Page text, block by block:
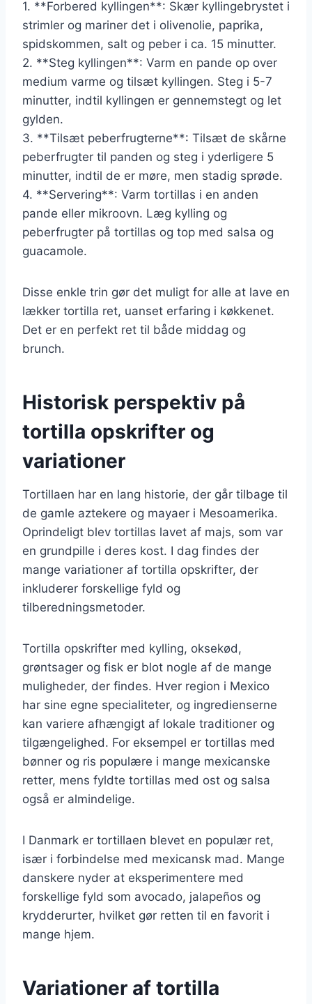
1. **Forbered kyllingen**: Skær kyllingebrystet i
strimler og mariner det i olivenolie, paprika,
spidskommen, salt og peber i ca. 15 minutter.
2. **Steg kyllingen**: Varm en pande op over
medium varme og tilsæt kyllingen. Steg i 5-7
minutter, indtil kyllingen er gennemstegt og let
gylden.
3. **Tilsæt peberfrugterne**: Tilsæt de skårne
peberfrugter til panden og steg i yderligere 5
minutter, indtil de er møre, men stadig sprøde.
4. **Servering**: Varm tortillas i en anden
pande eller mikroovn. Læg kylling og
peberfrugter på tortillas og top med salsa og
guacamole.
Disse enkle trin gør det muligt for alle at lave en
lækker tortilla ret, uanset erfaring i køkkenet.
Det er en perfekt ret til både middag og
brunch.
Historisk perspektiv på
tortilla opskrifter og
variationer
Tortillaen har en lang historie, der går tilbage til
de gamle aztekere og mayaer i Mesoamerika.
Oprindeligt blev tortillas lavet af majs, som var
en grundpille i deres kost. I dag findes der
mange variationer af tortilla opskrifter, der
inkluderer forskellige fyld og
tilberedningsmetoder.
Tortilla opskrifter med kylling, oksekød,
grøntsager og fisk er blot nogle af de mange
muligheder, der findes. Hver region i Mexico
har sine egne specialiteter, og ingredienserne
kan variere afhængigt af lokale traditioner og
tilgængelighed. For eksempel er tortillas med
bønner og ris populære i mange mexicanske
retter, mens fyldte tortillas med ost og salsa
også er almindelige.
I Danmark er tortillaen blevet en populær ret,
især i forbindelse med mexicansk mad. Mange
danskere nyder at eksperimentere med
forskellige fyld som avocado, jalapeños og
krydderurter, hvilket gør retten til en favorit i
mange hjem.
Variationer af tortilla